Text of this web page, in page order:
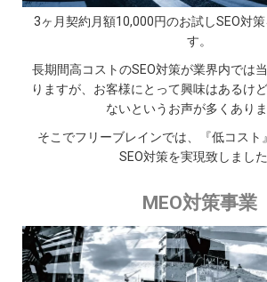
提供を求められた場合の当該第三者に
人の生命、身体、財産の保護のために
する必要がある場合で、利用者本人の
困難である場合
上記以外については、法令等に基づき裁判
で定める場合を除き、フリーブレインは
なく個人情報を第三者に開示・提供するこ
統計データの利用に関して
個人を識別できないように加工した統計
利用させていただくことがあります。個
3ヶ月契約月額10,000円のお試しSEO対
す。
長期間高コストのSEO対策が業界内では
りますが、お客様にとって興味はあるけ
ないというお声が多くありま
そこでフリーブレインでは、『低コスト
SEO対策を実現致しました
MEO対策事業